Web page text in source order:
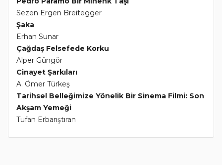
Sezen Ergen Breitegger
Şaka
Erhan Sunar
Çağdaş Felsefede Korku
Alper Güngör
Cinayet Şarkıları
A. Ömer Türkeş
Tarihsel Belleğimize Yönelik Bir Sinema Filmi: Son
Akşam Yemeği
Tufan Erbarıştıran